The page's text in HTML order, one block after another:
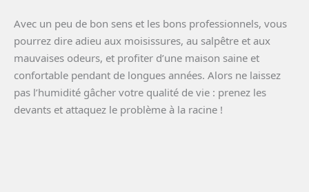
Avec un peu de bon sens et les bons professionnels, vous
pourrez dire adieu aux moisissures, au salpêtre et aux
mauvaises odeurs, et profiter d’une maison saine et
confortable pendant de longues années. Alors ne laissez
pas l’humidité gâcher votre qualité de vie : prenez les
devants et attaquez le problème à la racine !